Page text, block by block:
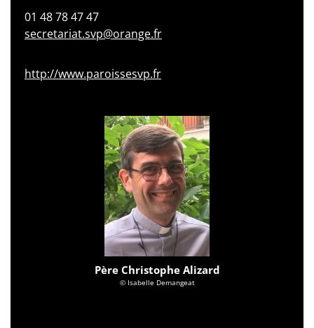
01 48 78 47 47
secretariat.svp@orange.fr
http://www.paroissesvp.fr
Père Christophe Alizard
© Isabelle Demangeat